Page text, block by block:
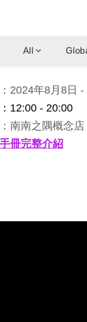
All
2024年8月8日
12:00 - 20:00
南南之隅概念店
冊完整介紹